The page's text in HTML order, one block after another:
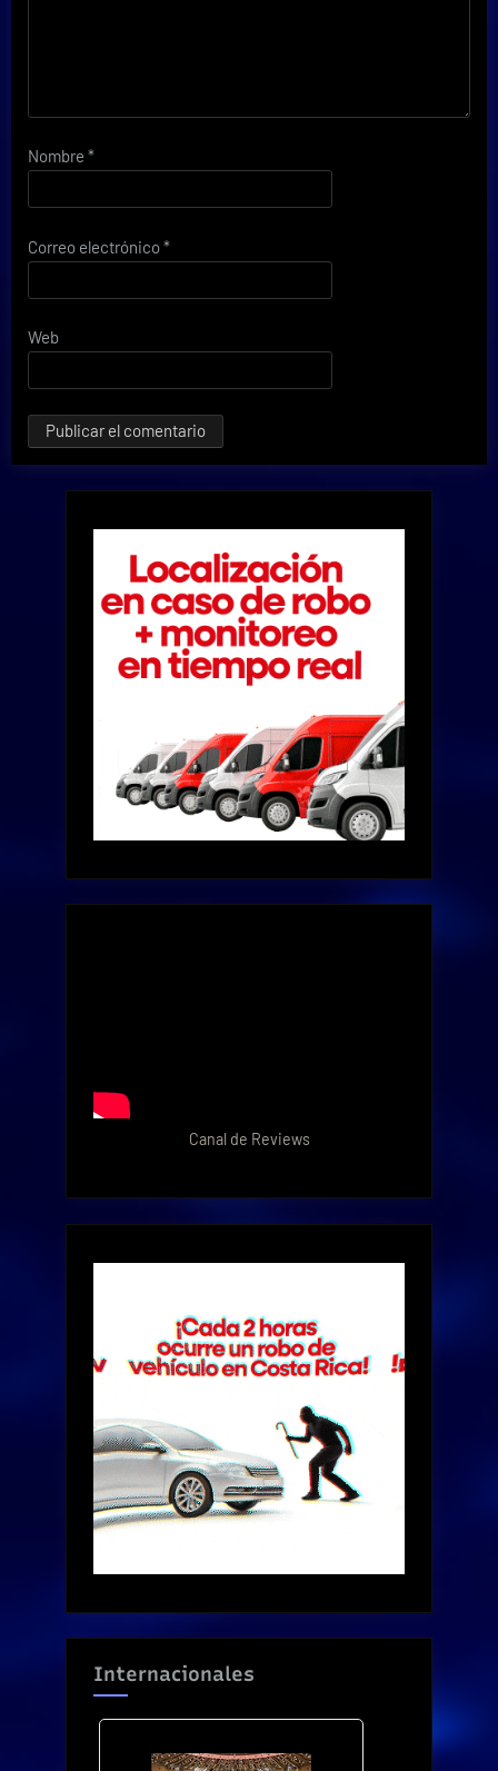
Nombre *
Correo electrónico*
Web
Canal de Reviews
Internacionales